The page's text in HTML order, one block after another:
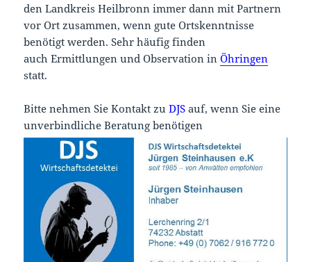
den Landkreis Heilbronn immer dann mit Partnern
vor Ort zusammen, wenn gute Ortskenntnisse
benötigt werden. Sehr häufig finden
auch Ermittlungen und Observation inÖhringen
statt.
Bitte nehmen Sie Kontakt zuDJS auf, wenn Sie eine
unverbindliche Beratung benötigen